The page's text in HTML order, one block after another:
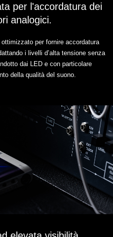
per l'accordatura dei
analogici.
per fornire accordatura
i livelli d’alta tensione senza
dai LED e con particolare
della qualità del suono.